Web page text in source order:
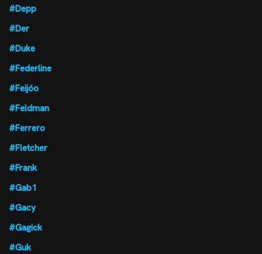
#Depp
#Der
#Duke
#Federline
#Feijóo
#Feldman
#Ferrero
#Fletcher
#Frank
#Gab1
#Gacy
#Gagick
#Guk